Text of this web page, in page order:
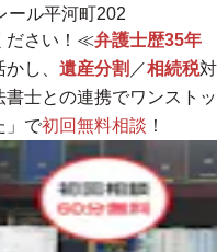
ール平河町202
ださい！≪弁護士歴35年
し、 遺産分割 ／相続税対
士との連携でワンストッ
」で初回無料相談 ！